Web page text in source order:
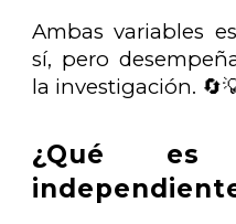
Ambas variables
sí, pero
la investigación.
¿Qué es